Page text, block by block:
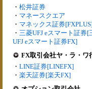
・ 松井証券
・ マネースクエア
・ マネックス証券
・ 三菱UFJ eスマート証券[
UFJ eスマート証券FX]
FX取引会社ヤ・ラ・ワ
・ LINE証券[LINEFX]
・ 楽天証券[楽天FX]